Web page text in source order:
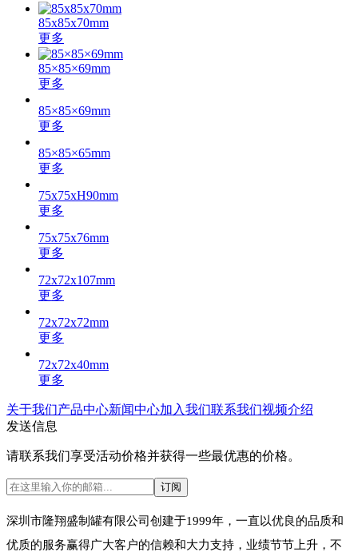
85x85x70mm
更多
85×85×69mm
更多
85×85×69mm
更多
85×85×65mm
更多
75x75xH90mm
更多
75x75x76mm
更多
72x72x107mm
更多
72x72x72mm
更多
72x72x40mm
更多
关于我们产品中心新闻中心加入我们联系我们视频介绍
发送信息
请联系我们享受活动价格并获得一些最优惠的价格。
订阅
深圳市隆翔盛制罐有限公司创建于1999年，一直以优良的品质和
优质的服务赢得广大客户的信赖和大力支持，业绩节节上升，不